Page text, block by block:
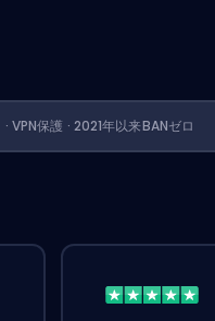
· VPN保護 · 2021年以来BANゼロ